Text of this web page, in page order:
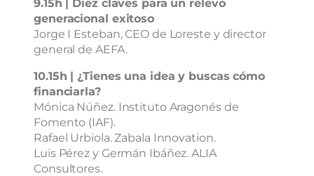
generacional exitoso
Jorge I Esteban, CEO de Loreste y director
general de AEFA.
10.15h | ¿Tienes una idea y buscas cómo
financiarla?
Mónica Núñez. Instituto Aragonés de
Fomento (IAF).
Rafael Urbiola. Zabala Innovation.
Luis Pérez y Germán Ibáñez. ALIA
Consultores.